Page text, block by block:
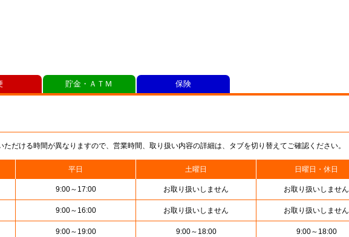
だける時間が異なりますので、営業時間、取り扱い内容の詳細は、タブを切り替えてご確認ください。
平日 土曜日 日曜日・休日
9:00～17:00 お取り扱いしません お取り扱いしません
9:00～16:00 お取り扱いしません お取り扱いしません
9:00～19:00 9:00～18:00 9:00～18:00
貯金・ＡＴＭ 保険